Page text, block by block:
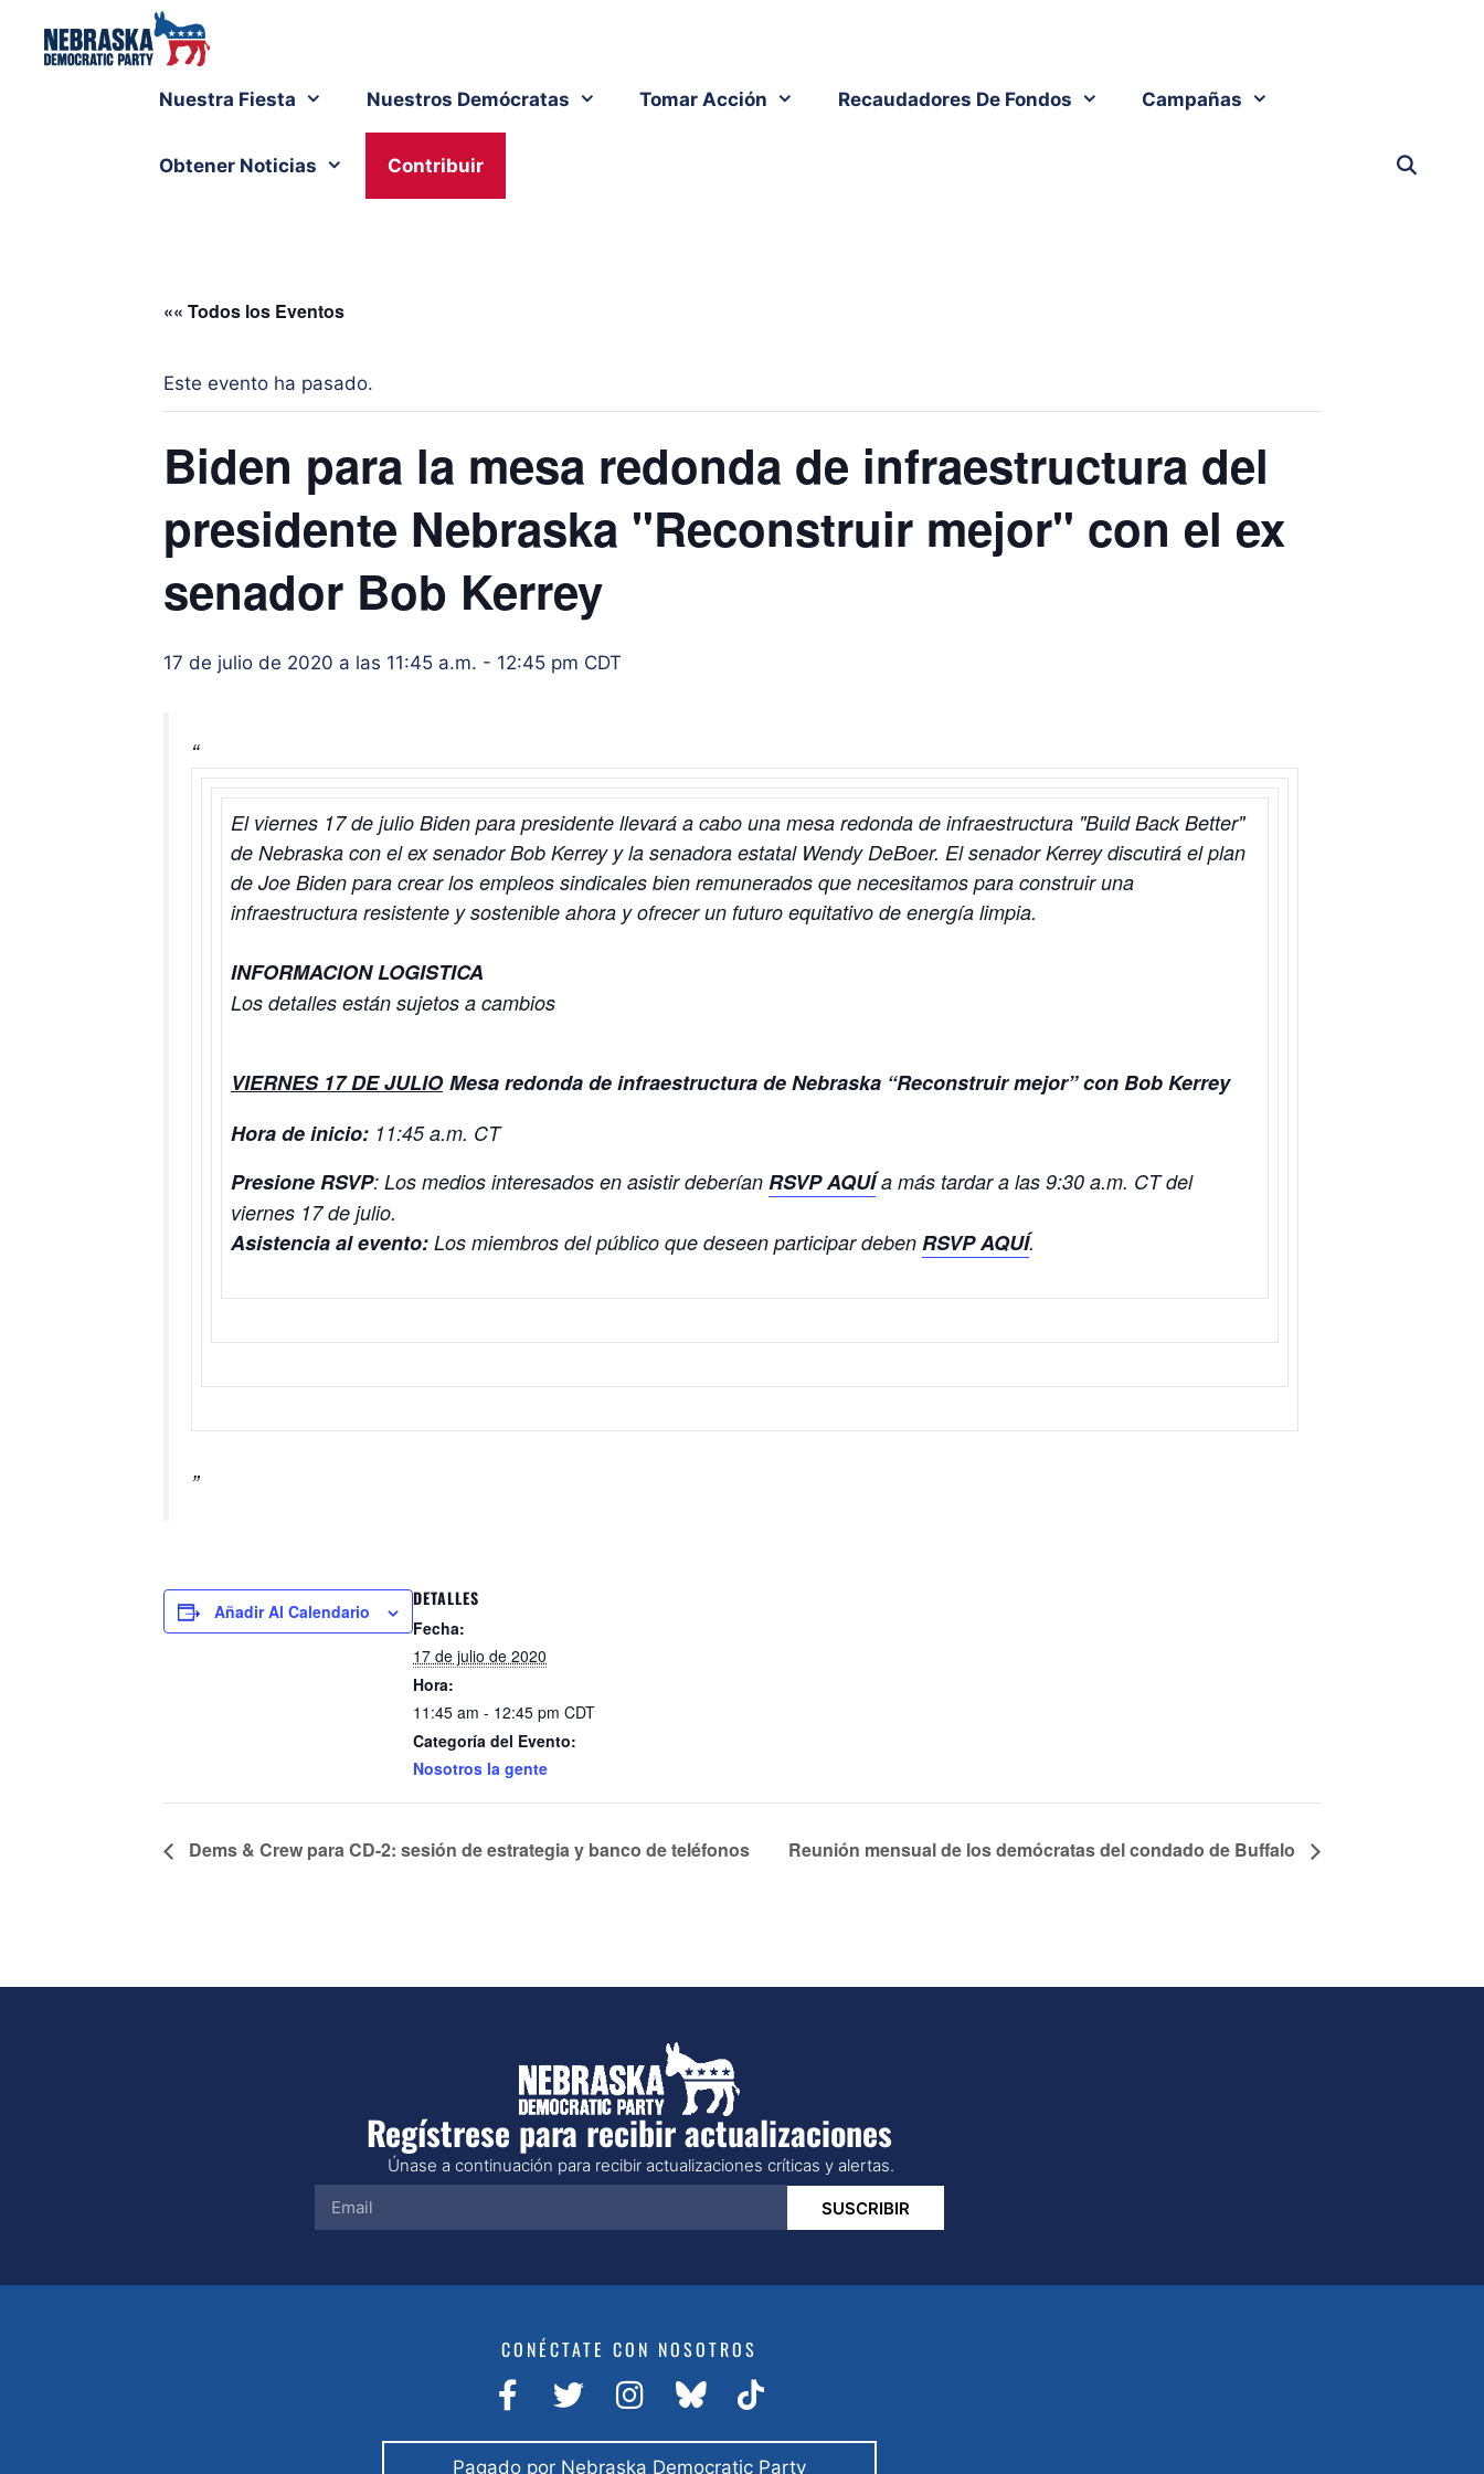
Nuestra Fiesta Nuestros Demócratas Tomar Acción Recaudadores De Fondos Campañas
Obtener Noticias Contribuir
«« Todos los Eventos
Este evento ha pasado.
Biden para la mesa redonda de infraestructura del
presidente Nebraska "Reconstruir mejor" con el ex
senador Bob Kerrey
17 de julio de 2020 a las 11:45 a.m. - 12:45 pm CDT
El viernes 17 de julio Biden para presidente llevará a cabo una mesa redonda de infraestructura "Build Back Better"
de Nebraska con el ex senador Bob Kerrey y la senadora estatal Wendy DeBoer. El senador Kerrey discutirá el plan
de Joe Biden para crear los empleos sindicales bien remunerados que necesitamos para construir una
infraestructura resistente y sostenible ahora y ofrecer un futuro equitativo de energía limpia.
INFORMACION LOGISTICA
Los detalles están sujetos a cambios
VIERNES 17 DE JULIO Mesa redonda de infraestructura de Nebraska “Reconstruir mejor” con Bob Kerrey
Hora de inicio: 11:45 a.m. CT
Presione RSVP: Los medios interesados en asistir deberían RSVP AQUÍa más tardar a las 9:30 a.m. CT del
viernes 17 de julio.
Asistencia al evento: Los miembros del público que deseen participar deben RSVP AQUÍ.
Añadir Al Calendario
DETALLES
Fecha:
17 de julio de 2020
Hora:
11:45 am - 12:45 pm CDT
Categoría del Evento:
Nosotros la gente
Dems & Crew para CD-2: sesión de estrategia y banco de teléfonos Reunión mensual de los demócratas del condado de Buffalo
Regístrese para recibir actualizaciones
Únase a continuación para recibir actualizaciones críticas y alertas.
SUSCRIBIR
CONÉCTATE CON NOSOTROS
Pagado por Nebraska Democratic Party